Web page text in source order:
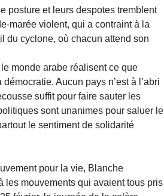
posture et leurs despotes tremblent
marée violent, qui a contraint à la
du cyclone, où chacun attend son
monde arabe réalisent ce que
Aucun pays n’est à l’abri
suffit pour faire sauter les
sont unanimes pour saluer le
le sentiment de solidarité
pour la vie, Blanche
les mouvements qui avaient tous pris